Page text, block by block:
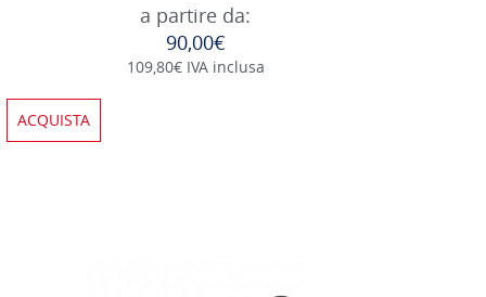
a partire da:
90,00€
109,80€ IVA inclusa
ACQUISTA